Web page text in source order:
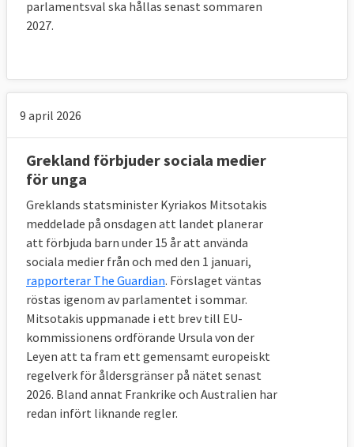
parlamentsval ska hållas senast sommaren
2027.
9 april 2026
Grekland förbjuder sociala medier
för unga
Greklands statsminister Kyriakos Mitsotakis
meddelade på onsdagen att landet planerar
att förbjuda barn under 15 år att använda
sociala medier från och med den 1 januari,
rapporterar The Guardian. Förslaget väntas
röstas igenom av parlamentet i sommar.
Mitsotakis uppmanade i ett brev till EU-
kommissionens ordförande Ursula von der
Leyen att ta fram ett gemensamt europeiskt
regelverk för åldersgränser på nätet senast
2026. Bland annat Frankrike och Australien har
redan infört liknande regler.